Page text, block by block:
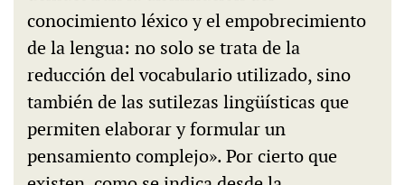
conocimiento léxico y el empobrecimiento
de la lengua: no solo se trata de la
reducción del vocabulario utilizado, sino
también de las sutilezas lingüísticas que
permiten elaborar y formular un
pensamiento complejo». Por cierto que